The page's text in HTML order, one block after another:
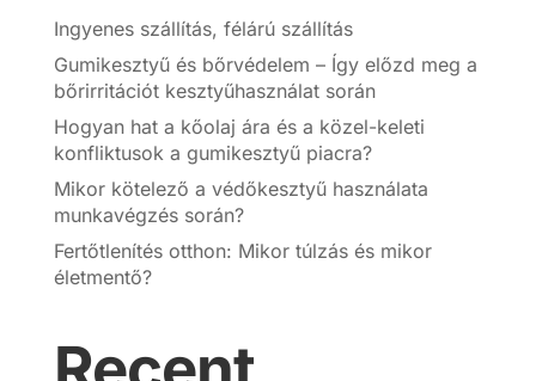
Ingyenes szállítás, félárú szállítás
Gumikesztyű és bőrvédelem – Így előzd meg a
bőrirritációt kesztyűhasználat során
Hogyan hat a kőolaj ára és a közel-keleti
konfliktusok a gumikesztyű piacra?
Mikor kötelező a védőkesztyű használata
munkavégzés során?
Fertőtlenítés otthon: Mikor túlzás és mikor
életmentő?